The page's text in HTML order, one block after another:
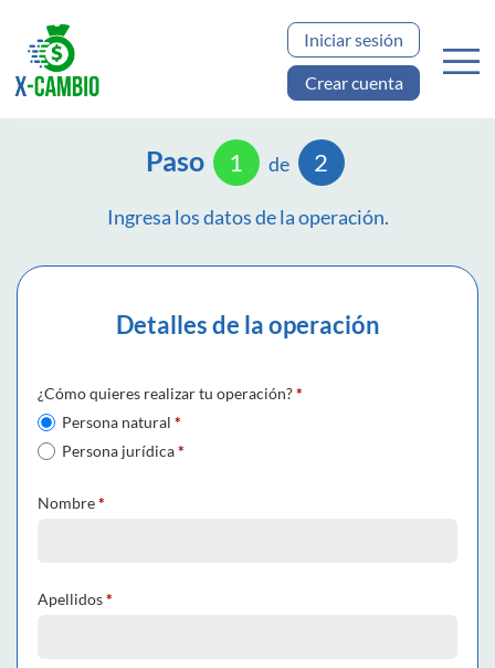
Iniciar sesión
Crear cuenta
Paso 1 de 2
Ingresa los datos de la operación.
Detalles de la operación
¿Cómo quieres realizar tu operación?*
Persona natural *
Persona jurídica*
Nombre*
Apellidos*